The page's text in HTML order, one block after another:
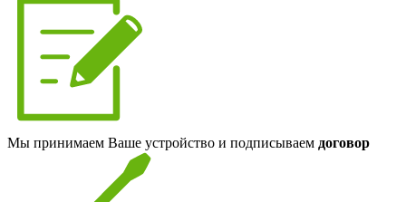
Мы принимаем Ваше устройство и подписываем договор